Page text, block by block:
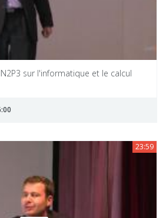
sur l'informatique et le calcul
23:59